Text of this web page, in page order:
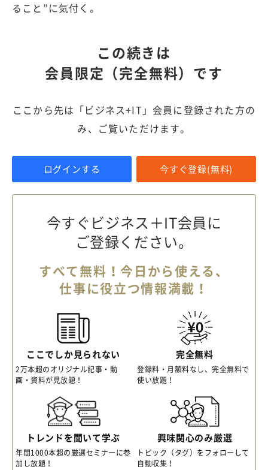
ること”に気付く。
この続きは
会員限定（完全無料）です
ここから先は「ビジネス+IT」会員に登録された方の
み、ご覧いただけます。
ログインする 今すぐ登録(無料)
今すぐビジネス＋IT会員に
ご登録ください。
すべて無料！今日から使える、
仕事に役立つ情報満載！
ここでしか見られない
2万本超のオリジナル記事・動
画・資料が見放題！
完全無料
登録料・月額料なし、完全無料で
使い放題！
トレンドを聞いて学ぶ
年間1000本超の厳選セミナーに参
加し放題！
興味関心のみ厳選
トピック（タグ）をフォローして
自動収集！